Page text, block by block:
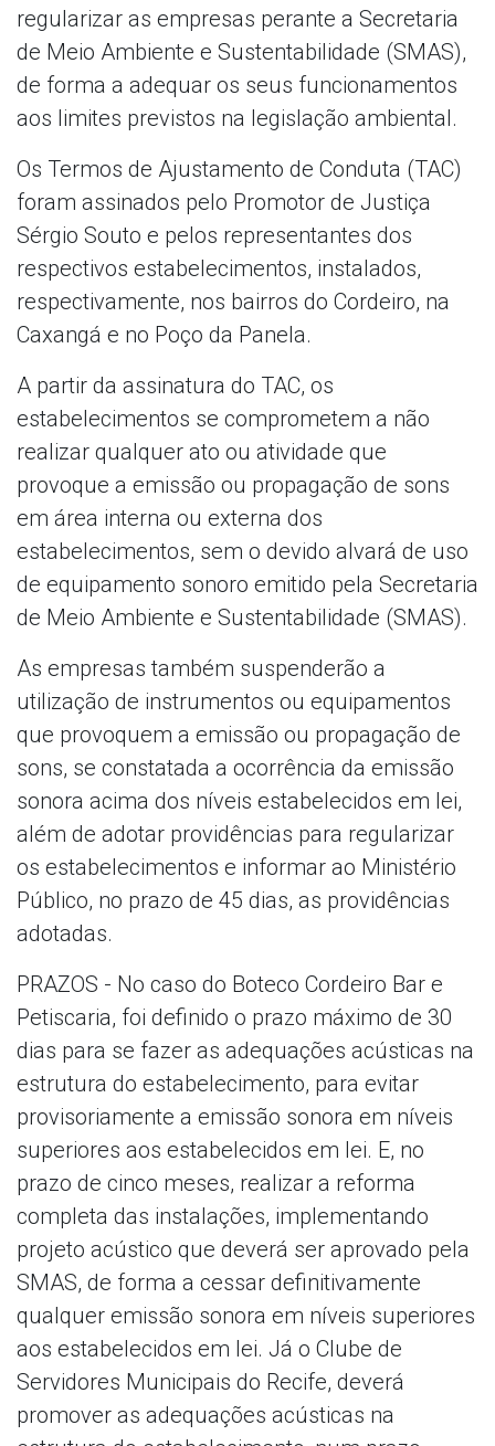
regularizar as empresas perante a Secretaria
de Meio Ambiente e Sustentabilidade (SMAS),
de forma a adequar os seus funcionamentos
aos limites previstos na legislação ambiental.
Os Termos de Ajustamento de Conduta (TAC)
foram assinados pelo Promotor de Justiça
Sérgio Souto e pelos representantes dos
respectivos estabelecimentos, instalados,
respectivamente, nos bairros do Cordeiro, na
Caxangá e no Poço da Panela.
A partir da assinatura do TAC, os
estabelecimentos se comprometem a não
realizar qualquer ato ou atividade que
provoque a emissão ou propagação de sons
em área interna ou externa dos
estabelecimentos, sem o devido alvará de uso
de equipamento sonoro emitido pela Secretaria
de Meio Ambiente e Sustentabilidade (SMAS).
As empresas também suspenderão a
utilização de instrumentos ou equipamentos
que provoquem a emissão ou propagação de
sons, se constatada a ocorrência da emissão
sonora acima dos níveis estabelecidos em lei,
além de adotar providências para regularizar
os estabelecimentos e informar ao Ministério
Público, no prazo de 45 dias, as providências
adotadas.
PRAZOS - No caso do Boteco Cordeiro Bar e
Petiscaria, foi definido o prazo máximo de 30
dias para se fazer as adequações acústicas na
estrutura do estabelecimento, para evitar
provisoriamente a emissão sonora em níveis
superiores aos estabelecidos em lei. E, no
prazo de cinco meses, realizar a reforma
completa das instalações, implementando
projeto acústico que deverá ser aprovado pela
SMAS, de forma a cessar definitivamente
qualquer emissão sonora em níveis superiores
aos estabelecidos em lei. Já o Clube de
Servidores Municipais do Recife, deverá
promover as adequações acústicas na